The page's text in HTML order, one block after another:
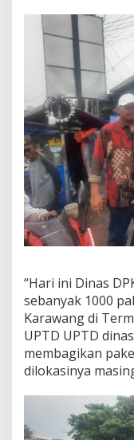
“Hari ini Dinas
sebanyak 1000
Karawang di
UPTD UPTD
membagikan
dilokasinya